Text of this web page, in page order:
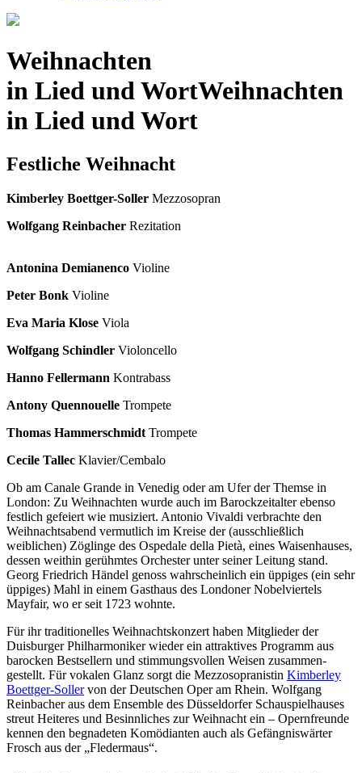
Weihnachten
in Lied und WortWeihnachten
in Lied und Wort
Festliche Weihnacht
Kimberley Boettger-Soller Mezzosopran
Wolfgang Reinbacher Rezitation
Antonina Demianenco Violine
Peter Bonk Violine
Eva Maria Klose Viola
Wolfgang Schindler Violoncello
Hanno Fellermann Kontrabass
Antony Quennouelle Trompete
Thomas Hammerschmidt Trompete
Cecile Tallec Klavier/Cembalo
Ob am Canale Grande in Venedig oder am Ufer der Themse in
London: Zu Weihnachten wurde auch im Barockzeitalter ebenso
festlich gefeiert wie musiziert. Antonio Vivaldi verbrachte den
Weihnachtsabend vermutlich im Kreise der (ausschließlich
weiblichen) Zöglinge des Ospedale della Pietà, eines Waisenhauses,
dessen weithin gerühmtes Orchester unter seiner Leitung stand.
Georg Friedrich Händel genoss wahrscheinlich ein üppiges (ein sehr
üppiges) Mahl in einem Gasthaus des Londoner Nobelviertels
Mayfair, wo er seit 1723 wohnte.
Für ihr traditionelles Weihnachts­konzert haben Mitglieder der
Duisburger Philharmoniker wieder ein attraktives Programm aus
barocken Bestsellern und stimmungsvollen Weisen zusammen­
gestellt. Für vokalen Glanz sorgt die Mezzosopranistin Kimberley
Boettger-Sollervon der Deutschen Oper am Rhein. Wolfgang
Reinbacher aus dem Ensemble des Düsseldorfer Schauspielhauses
streut Heiteres und Besinnliches zur Weihnacht ein – Opernfreunde
kennen den begnadeten Komödianten auch als Gefängniswärter
Frosch aus der „Fledermaus“.